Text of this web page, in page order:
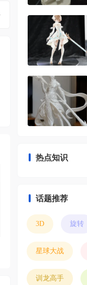
热点知识
话题推荐
3D 旋转
星球大战
训龙高手